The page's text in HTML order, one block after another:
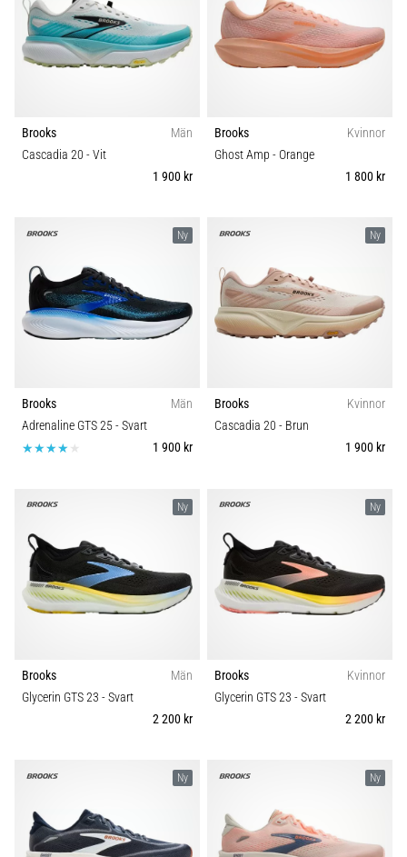
löpning
och
beeptest:
de
och
praktiken
testar
shuttle
run
riktningsförändringar.
Hur
utförs
var
det…
6. 8. 2026
Löparknä:
Orsaker,
åtgärder
Löparknä,
även
känt
Carbon
Komfort och dämpning
Kategori
Skobredd
Sport
Underlag
Typ av löpning
Typ av sko
Brooks
Män
Cascadia 20 - Vit
1 900 kr
Brooks
Kvinnor
Ghost Amp - Orange
1 800 kr
Ny
Brooks
Män
Adrenaline GTS 25- Svart
1 900 kr
Ny
Brooks
Kvinnor
Cascadia 20 - Brun
1 900 kr
Ny
Brooks
Män
Glycerin GTS 23 - Svart
2 200 kr
Ny
Brooks
Kvinnor
Glycerin GTS 23 - Svart
2 200 kr
Ny Ny